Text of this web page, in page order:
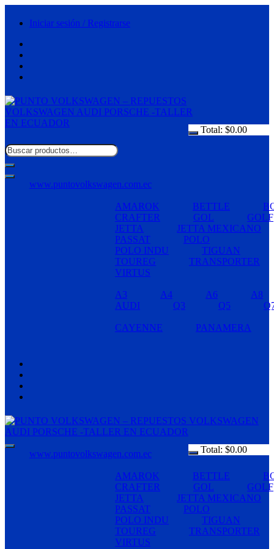
Iniciar sesión / Registrarse
Total: $0.00
www.puntovolkswagen.com.ec
AMAROK BETTLE
CRAFTER
GOL
GOLF
JETTA
JETTA MEXICANO
PASSAT
POLO
POLO INDU
TIGUAN
TOUREG
TRANSPORTER
VIRTUS
A3 A4 A6
A8
AUDI
Q3 Q5
CAYENNE PANAMERA
Total: $0.00
www.puntovolkswagen.com.ec
AMAROK BETTLE
CRAFTER
GOL
GOLF
JETTA
JETTA MEXICANO
PASSAT
POLO
POLO INDU
TIGUAN
TOUREG
TRANSPORTER
VIRTUS